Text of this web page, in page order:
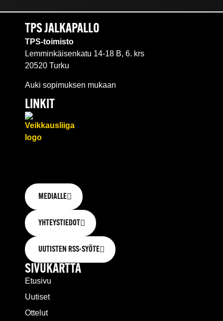
TPS JALKAPALLO
TPS-toimisto
Lemminkäisenkatu 14-18 B, 6. krs
20520 Turku
Auki sopimuksen mukaan
LINKIT
MEDIALLE
YHTEYSTIEDOT
UUTISTEN RSS-SYÖTE
SIVUKARTTA
Etusivu
Uutiset
Ottelut